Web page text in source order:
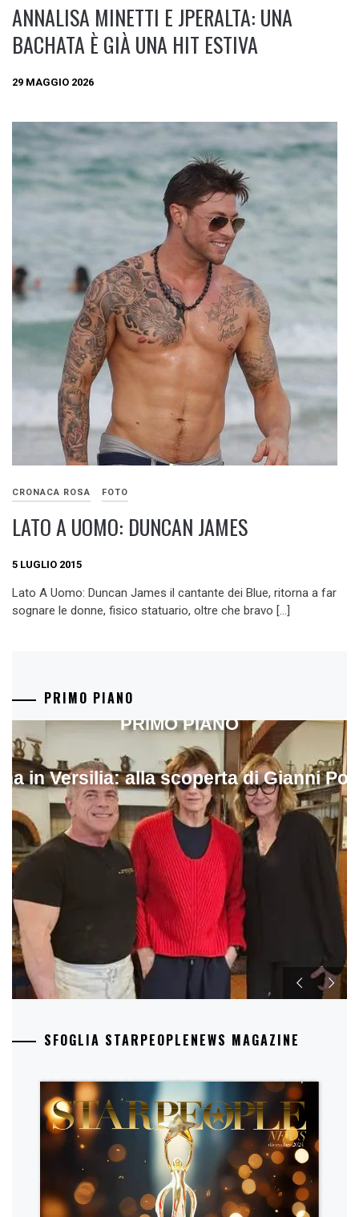
ANNALISA MINETTI E JPERALTA: UNA
BACHATA È GIÀ UNA HIT ESTIVA
29 MAGGIO 2026
CRONACA ROSA FOTO
LATO A UOMO: DUNCAN JAMES
5 LUGLIO 2015
Lato A Uomo: Duncan James il cantante dei Blue, ritorna a far
sognare le donne, fisico statuario, oltre che bravo […]
PRIMO PIANO
in Versilia: alla scoperta di Gianni
PRIMO PIANO
SFOGLIA STARPEOPLENEWS MAGAZINE